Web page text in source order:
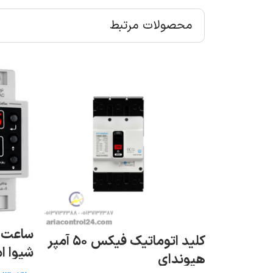
محصولات مرتبط
کلید اتوماتیک فیکس ۵۰ آمپر
هیوندای
ساعت
شیوا